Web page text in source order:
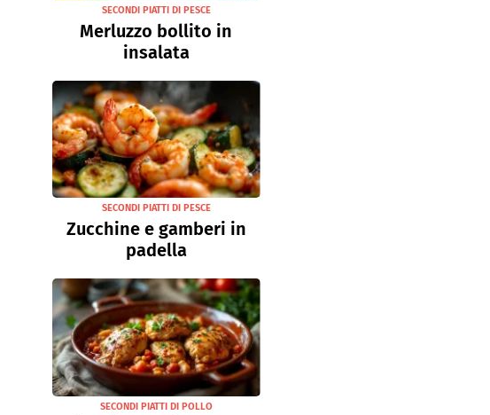
SECONDI PIATTI DI PESCE
Merluzzo bollito in
insalata
SECONDI PIATTI DI PESCE
Zucchine e gamberi in
padella
SECONDI PIATTI DI POLLO